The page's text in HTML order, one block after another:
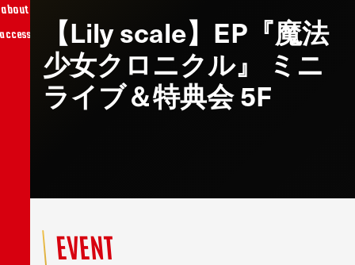
about
【Lily scale】EP『魔法
少女クロニクル』 ミニ
ライブ＆特典会 5F
EVENT